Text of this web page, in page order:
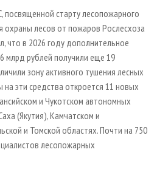
посвященной старту лесопожарного
охраны лесов от пожаров Рослесхоза
что в 2026 году дополнительное
млрд рублей получили еще 19
зону активного тушения лесных
эти средства откроется 11 новых
и Чукотском автономных
(Якутия), Камчатском и
и Томской областях. Почти на 750
лесопожарных